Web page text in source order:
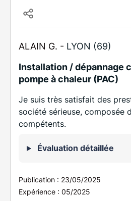
ALAIN G. - LYON (69)
Installation / dépannage
pompe à chaleur (PAC)
Je suis très satisfait des
société sérieuse, composée
compétents.
Évaluation détaillée
Publication : 23/05/2025
Expérience : 05/2025